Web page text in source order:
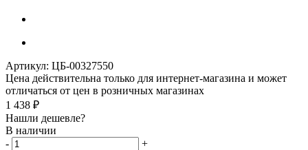
Артикул: ЦБ-00327550
Цена действительна только для интернет-магазина и может
отличаться от цен в розничных магазинах
1 438 ₽
Нашли дешевле?
В наличии
-
+